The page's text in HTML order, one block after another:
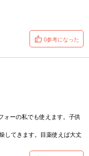
0参考になった
ォーの私でも使えます。子供
してきます。目薬使えば大丈